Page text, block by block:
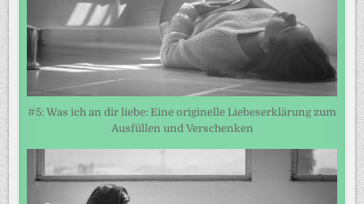
#5: Was ich an dir liebe: Eine originelle Liebeserklärung zum
Ausfüllen und Verschenken